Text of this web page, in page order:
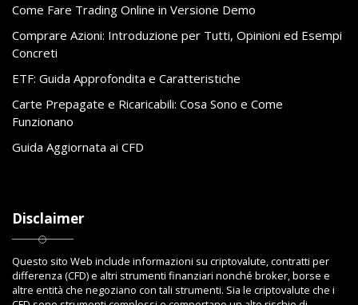
Come Fare Trading Online in Versione Demo
Comprare Azioni: Introduzione per Tutti, Opinioni ed Esempi
Concreti
ETF: Guida Approfondita e Caratteristiche
Carte Prepagate e Ricaricabili: Cosa Sono e Come
Funzionano
Guida Aggiornata ai CFD
Disclaimer
Questo sito Web include informazioni su criptovalute, contratti per
differenza (CFD) e altri strumenti finanziari nonché broker, borse e
altre entità che negoziano con tali strumenti. Sia le criptovalute che i